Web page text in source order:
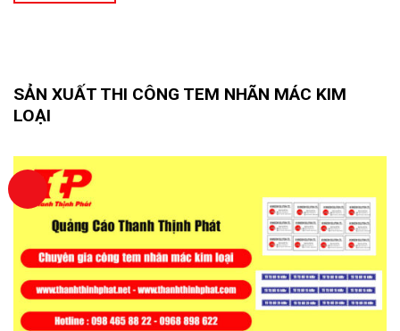
SẢN XUẤT THI CÔNG TEM NHÃN MÁC KIM
LOẠI